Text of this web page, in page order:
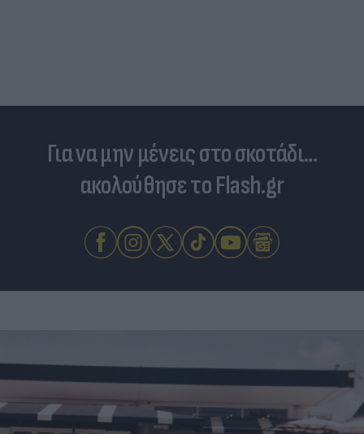
Για να μην μένεις στο σκοτάδι...
ακολούθησε το Flash.gr